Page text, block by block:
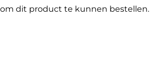
dit product te kunnen bestellen.